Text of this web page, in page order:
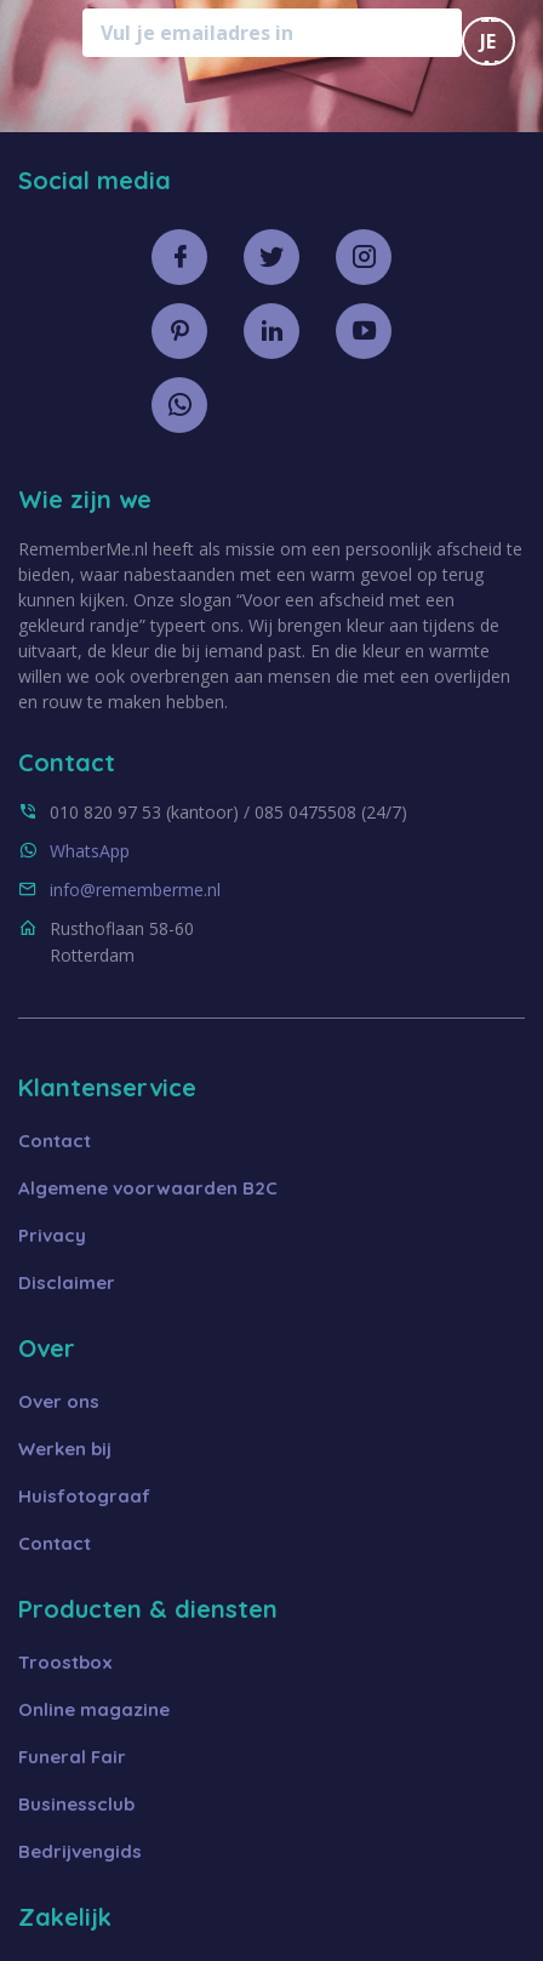
MELD
JE
AAN
Contact
010 820 97 53 (kantoor) / 085 0475508 (24/7)
WhatsApp
info@rememberme.nl
Rusthoflaan 58-60
Rotterdam
Wie zijn we
RememberMe.nl heeft als missie om een persoonlijk afscheid te
bieden, waar nabestaanden met een warm gevoel op terug
kunnen kijken. Onze slogan “Voor een afscheid met een
gekleurd randje” typeert ons. Wij brengen kleur aan tijdens de
uitvaart, de kleur die bij iemand past. En die kleur en warmte
willen we ook overbrengen aan mensen die met een overlijden
en rouw te maken hebben.
Social media
Klantenservice
Contact
Algemene voorwaarden B2C
Privacy
Disclaimer
Over
Over ons
Werken bij
Huisfotograaf
Contact
Producten & diensten
Troostbox
Online magazine
Funeral Fair
Businessclub
Bedrijvengids
Zakelijk